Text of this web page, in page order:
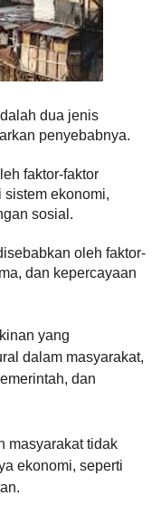
dua jenis
penyebabnya.
faktor-faktor
sistem ekonomi,
sosial.
oleh faktor-
dan kepercayaan
yang
dalam masyarakat,
dan
masyarakat tidak
ekonomi, seperti